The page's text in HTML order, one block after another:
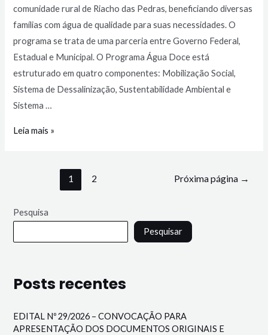
comunidade rural de Riacho das Pedras, beneficiando diversas
famílias com água de qualidade para suas necessidades. O
programa se trata de uma parceria entre Governo Federal,
Estadual e Municipal. O Programa Água Doce está
estruturado em quatro componentes: Mobilização Social,
Sistema de Dessalinização, Sustentabilidade Ambiental e
Sistema …
Leia mais »
1 2 Próxima página →
Pesquisa
Pesquisar
Posts recentes
EDITAL Nº 29/2026 – CONVOCAÇÃO PARA
APRESENTAÇÃO DOS DOCUMENTOS ORIGINAIS E